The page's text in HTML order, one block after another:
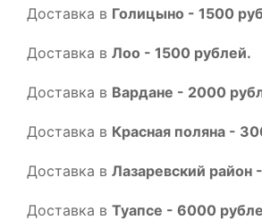
Доставка в Голицыно - 1500
Доставка в Лоо - 1500 рублей.
Доставка в Вардане - 2000
Доставка в Красная поляна -
Доставка в Лазаревский район
Доставка в Туапсе - 6000